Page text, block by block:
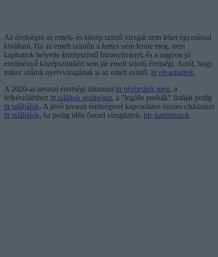
Az érettségin az emelt- és közép szintű vizsgát nem lehet egymással
kiváltani. Ha az emelt szintűn a kettes nem lenne meg, nem
kaphattok helyette középszintű bizonyítványt, és a nagyon jó
eredményű középszintűért sem jár emelt szintű érettségi. Arról, hogy
mikor számít nyelvvizsgának is az emelt szintű, itt olvashattok.
A 2020-as tavaszi érettségi dátumait itt nézhetitek meg, a
felkészüléshez itt találtok segítséget, a "legális puskák" listáját pedig
itt találjátok. A jövő tavaszi érettségivel kapcsolatos összes cikkünket
itt találjátok, ha pedig idén ősszel vizsgáztok, ide kattintsatok.